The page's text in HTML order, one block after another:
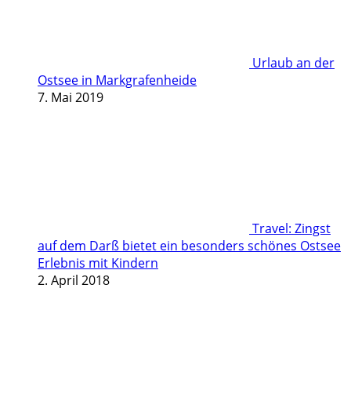
Urlaub an der
Ostsee in Markgrafenheide
7. Mai 2019
Travel: Zingst
auf dem Darß bietet ein besonders schönes Ostsee
Erlebnis mit Kindern
2. April 2018